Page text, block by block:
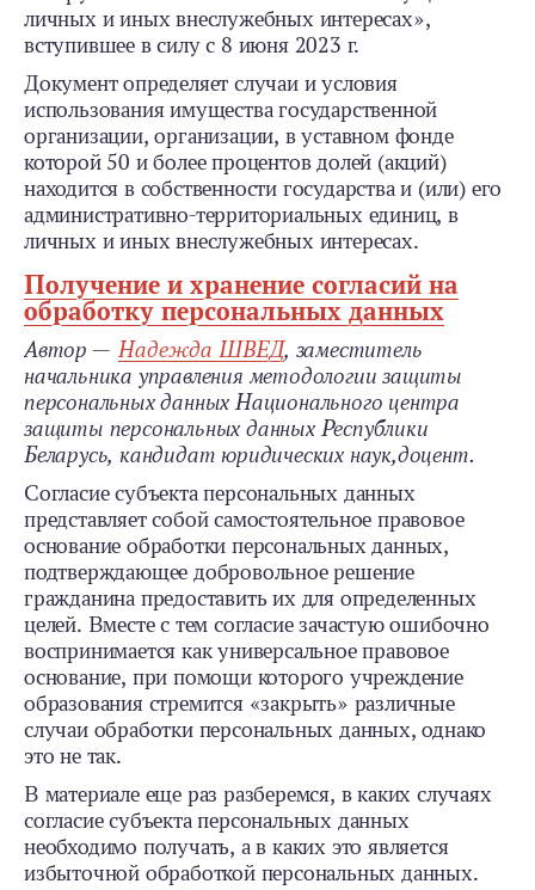
личных и иных вне­служебных интересах»,
вступившее в силу с 8 июня 2023 г.
Документ определяет случаи и условия
использования имущества государственной
организации, организации, в уставном фонде
которой 50 и более процентов долей (акций)
находится в собственности государства и (или) его
административно-территориальных единиц, в
личных и иных внеслужебных интересах.
Получение и хранение согласий на
обработку персональных данных
Автор— Надежда ШВЕД, заместитель
начальника управления методологии защиты
персональных данных Национального центра
защиты персональных данных Республики
Беларусь, кандидат юридических наук,доцент.
Согласие субъекта персональных данных
представляет собой самостоятельное правовое
основание обработки персональных данных,
подтверждающее добровольное решение
гражданина предоставить их для определенных
целей. Вместе с тем согласие зачастую ошибочно
воспринимается как универсальное правовое
основание, при помощи которого учреждение
образования стремится «закрыть» различные
случаи обработки персо­нальных данных, однако
это не так.
В материале еще раз разберемся, в каких случаях
согласие субъекта персональных данных
необходимо получать, а в каких это является
избыточной обработкой персональных данных.